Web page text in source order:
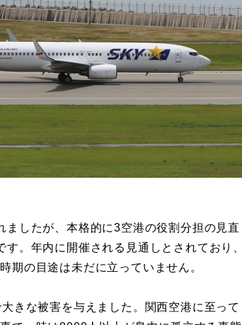
したが、本格的に3空港の役割分担の見直
。年内に開催される見通しとされており、
期の目途は未だに立っていません。
きな被害を与えました。関西空港に至って